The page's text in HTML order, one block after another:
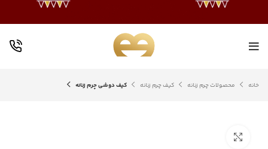
خانه محصولات چرم زنانه کیف چرم زنانه کیف دوشی چرم زنانه